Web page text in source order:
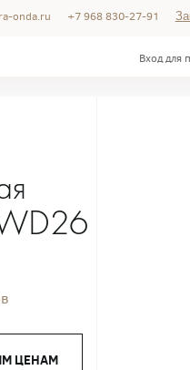
onda.ru +7 968 830-27-91
Вход для
ЦЕНАМ